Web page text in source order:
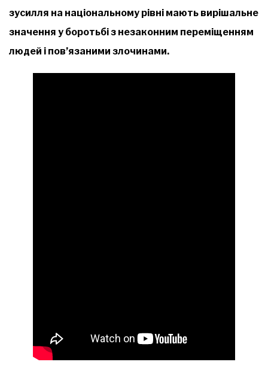
зусилля на національному рівні мають вирішальне
значення у боротьбі з незаконним переміщенням
людей і пов’язаними злочинами.